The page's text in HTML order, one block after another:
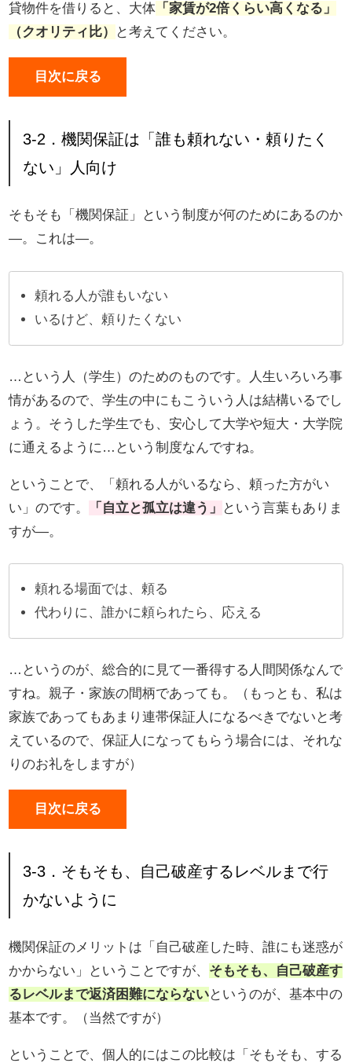
貸物件を借りると、大体 「家賃が2倍くらい高くなる」
（クオリティ比）
と考えてください。
目次に戻る
3-2．機関保証は「誰も頼れない・頼りたく
ない」人向け
そもそも「機関保証」という制度が何のためにあるのか
―。これは―。
頼れる人が誰もいない
いるけど、頼りたくない
…という人（学生）のためのものです。人生いろいろ事
情があるので、学生の中にもこういう人は結構いるでし
ょう。そうした学生でも、安心して大学や短大・大学院
に通えるように…という制度なんですね。
ということで、「頼れる人がいるなら、頼った方がい
い」のです。
「自立と孤立は違う」
という言葉もありま
すが―。
頼れる場面では、頼る
代わりに、誰かに頼られたら、応える
…というのが、総合的に見て一番得する人間関係なんで
すね。親子・家族の間柄であっても。（もっとも、私は
家族であってもあまり連帯保証人になるべきでないと考
えているので、保証人になってもらう場合には、それな
りのお礼をしますが）
目次に戻る
3-3．そもそも、自己破産するレベルまで行
かないように
機関保証のメリットは「自己破産した時、誰にも迷惑が
かからない」ということですが、 そもそも、自己破産す
るレベルまで返済困難にならないというのが、基本中の
基本です。（当然ですが）
ということで、個人的にはこの比較は「そもそも、する